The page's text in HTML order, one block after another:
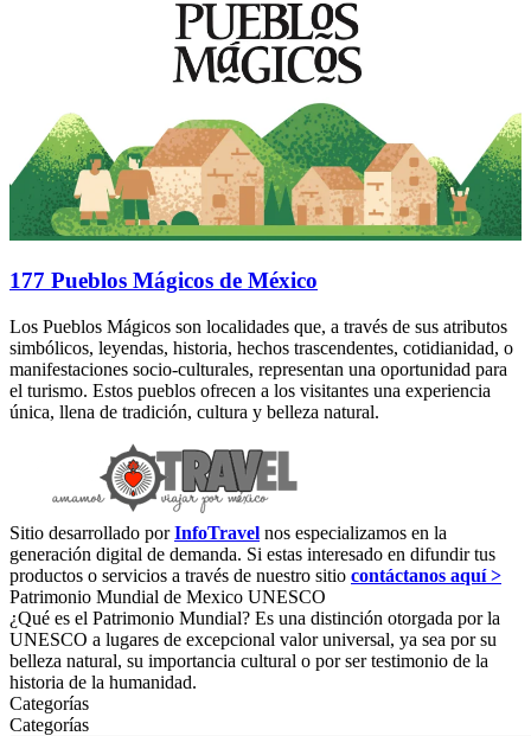
177 Pueblos Mágicos de México
Los Pueblos Mágicos son localidades que, a través de sus atributos
simbólicos, leyendas, historia, hechos trascendentes, cotidianidad, o
manifestaciones socio-culturales, representan una oportunidad para
el turismo. Estos pueblos ofrecen a los visitantes una experiencia
única, llena de tradición, cultura y belleza natural.
Sitio desarrollado porInfoTravel nos especializamos en la
generación digital de demanda. Si estas interesado en difundir tus
productos o servicios a través de nuestro sitio contáctanos aquí >
Patrimonio Mundial de Mexico UNESCO
¿Qué es el Patrimonio Mundial? Es una distinción otorgada por la
UNESCO a lugares de excepcional valor universal, ya sea por su
belleza natural, su importancia cultural o por ser testimonio de la
historia de la humanidad.
Categorías
Categorías